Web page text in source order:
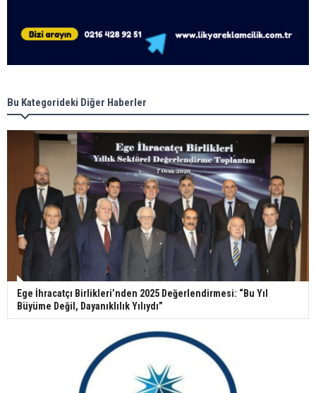
Bu Kategorideki Diğer Haberler
Ege İhracatçı Birlikleri’nden 2025 Değerlendirmesi: “Bu Yıl
Büyüme Değil, Dayanıklılık Yılıydı”